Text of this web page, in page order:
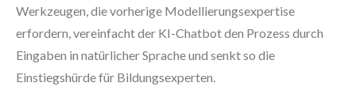
Werkzeugen, die vorherige Modellierungsexpertise
erfordern, vereinfacht der KI-Chatbot den Prozess durch
Eingaben in natürlicher Sprache und senkt so die
Einstiegshürde für Bildungsexperten.